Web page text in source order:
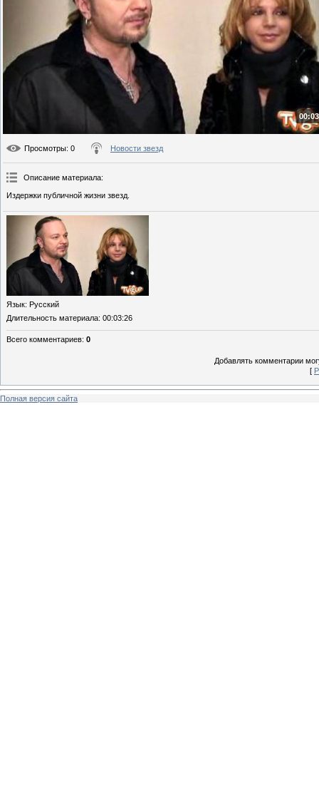
Просмотры: 0 Новости звезд
Описание материала:
Издержки публичной жизни звезд.
Язык: Русский
Длительность материала: 00:03:26
Всего комментариев: 0
Добавлять комментарии
[
Полная версия сайта